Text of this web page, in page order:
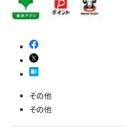
その他
その他